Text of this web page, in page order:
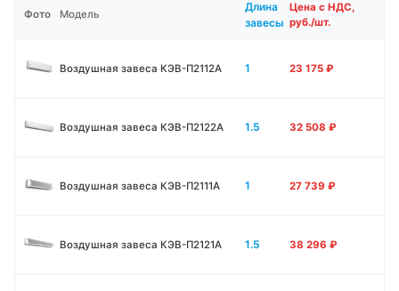
Фото Модель
Длина
завесы
Цена с НДС,
руб./шт.
Воздушная завеса КЭВ-П2112А 1 23 175 ₽
Воздушная завеса КЭВ-П2122А 1.5 32 508 ₽
Воздушная завеса КЭВ-П2111A 1 27 739 ₽
Воздушная завеса КЭВ-П2121A 1.5 38 296 ₽